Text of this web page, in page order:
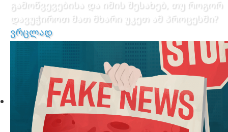
გამოწვევებისა და იმის შესახებ, თუ როგორ
დავუჭიროთ მათ მხარი უკეთ ამ პროცესში?
ვრცლად